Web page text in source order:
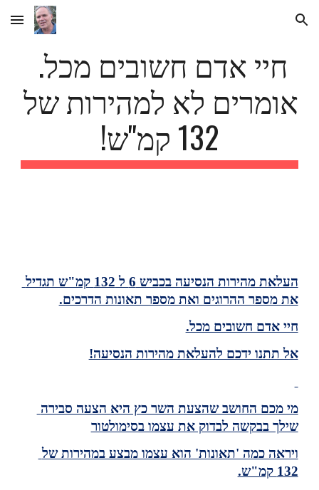
Skip to main content Skip to navigation
אומרים לא למהירות של
132 קמ"ש!
העלאת מהירות הנסיעה בכביש 6 ל 132 קמ"ש תגדיל
את מספר ההרוגים ואת מספר תאונות הדרכים.
חיי אדם חשובים מכל.
אל תתנו ידכם להעלאת מהירות הנסיעה!
שילך בבקשה לבדוק את עצמו בסימולטור
132 קמ"ש.